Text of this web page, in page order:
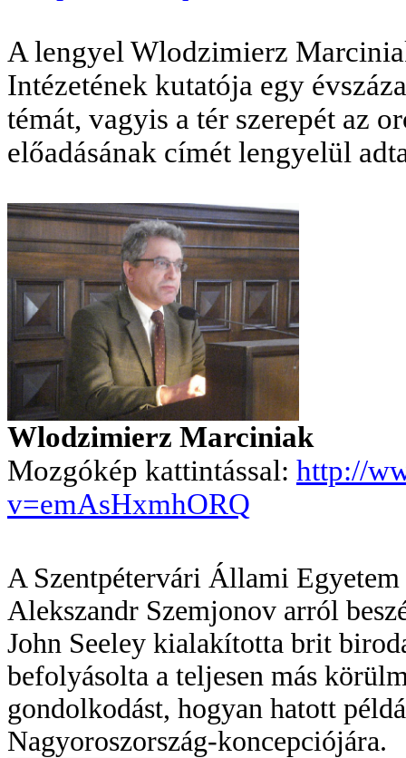
A lengyel Wlodzimierz
Intézetének kutatója egy
témát, vagyis a tér szerepét az
előadásának címét lengyelül
Wlodzimierz Marciniak
Mozgókép kattintással: http://
v=emAsHxmhORQ
A Szentpétervári Állami
Alekszandr Szemjonov arról
John Seeley kialakította brit
befolyásolta a teljesen más
gondolkodást, hogyan hatott
Nagyoroszország-koncepciójára.